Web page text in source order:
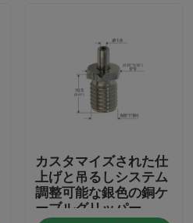
カスタマイズされた仕
上げと吊るしシステム
調整可能な銀色の銅ケ
ーブルグリッパー